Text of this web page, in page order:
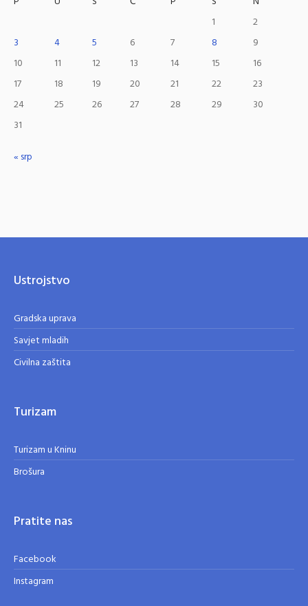
1
2
3
4 5 6 7 8
9
10
11 12 13 14 15
16
17
18 19 20 21 22
23
24
25 26 27 28 29
30
31
« srp
Ustrojstvo
Gradska uprava
Savjet mladih
Civilna zaštita
Turizam
Turizam u Kninu
Brošura
Pratite nas
Facebook
Instagram